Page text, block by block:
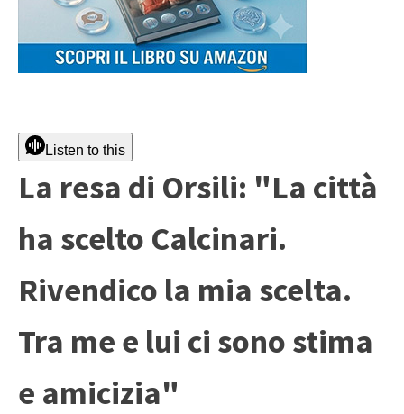
Listen to this
La resa di Orsili: "La città
ha scelto Calcinari.
Rivendico la mia scelta.
Tra me e lui ci sono stima
e amicizia"